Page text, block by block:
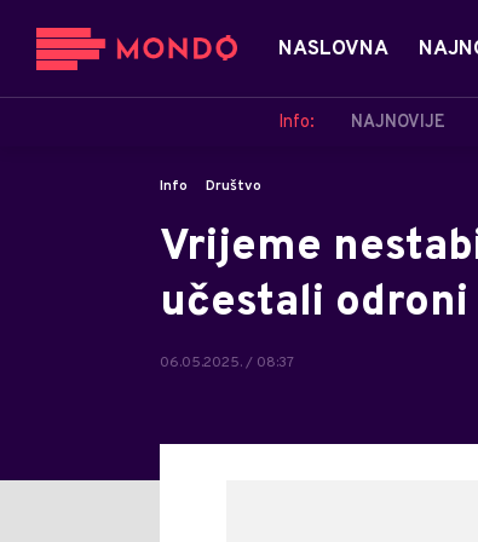
NASLOVNA
Info: NAJNOVIJE
Info Društvo
Vrijeme
učestali odroni
06.05.2025. / 08:37